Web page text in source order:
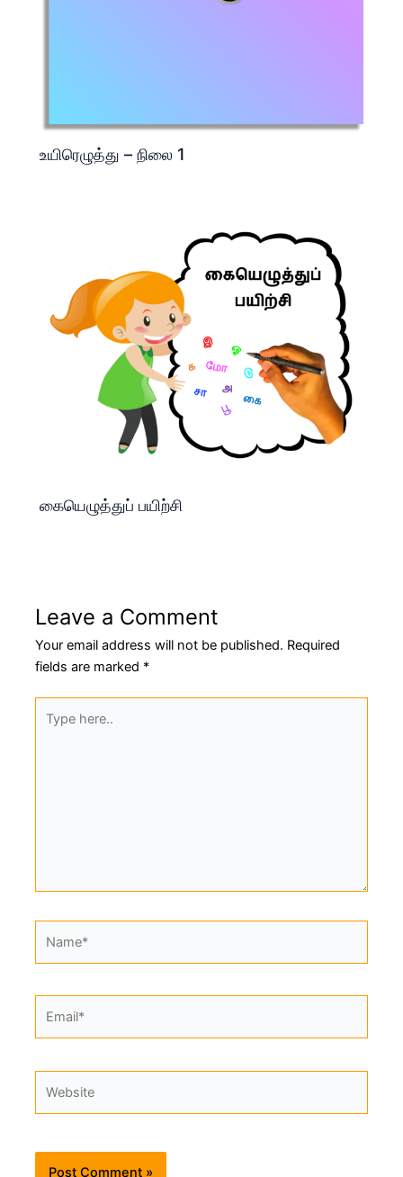
உயிரெழுத்து – நிலை 1
கையெழுத்துப் பயிற்சி
Leave a Comment
Your email address will not be published. Required
fields are marked *
here..